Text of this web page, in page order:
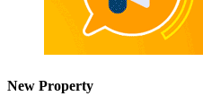
New Property